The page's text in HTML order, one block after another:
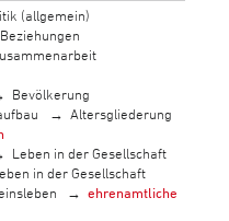
(allgemein)
Bevölkerung
Altersgliederung
Leben in der Gesellschaft
in der Gesellschaft
ehrenamtliche